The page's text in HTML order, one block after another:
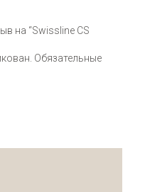
на “Swissline CS
Обязательные